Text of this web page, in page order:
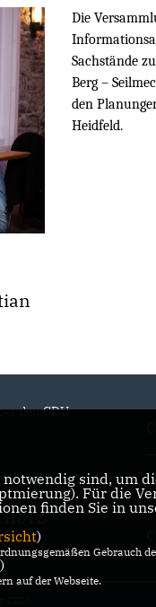
Die
Sachstände
Berg –
den
Heidfeld.
den CDU
notwendig sind, um
Für die
finden Sie in
)
Gebrauch
)
auf der Webseite.